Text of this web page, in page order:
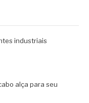
industriais
alça para seu